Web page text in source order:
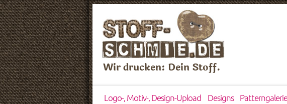
Wir drucken: Dein Stoff.
Logo-, Motiv-, Design-Upload Designs Patterngalerie